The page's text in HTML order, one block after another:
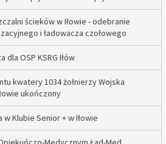
ścieków w Iłowie - odebranie
i ładowacza czołowego
dla OSP KSRG Iłów
kwatery 1034 żołnierzy Wojska
ukończony
w Klubie Senior + w Iłowie